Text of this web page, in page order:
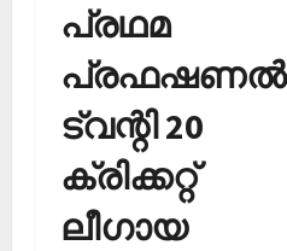
പ്രഥമ
പ്രഫഷണല്‍
ട്വന്റി 20
ക്രിക്കറ്റ്
ലീഗായ